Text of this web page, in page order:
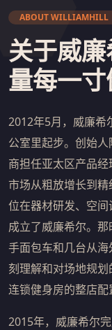
ABOUT WILLIAMHILL
关于威
量每一
2012年5月，威廉希
公室里起步。创始
商担任亚太区产品
市场从粗放增长到
位在器材研发、空间
成立了威廉希尔。
手面包车和几台从
刻理解和对场地规
连锁健身房的整店配
2015年，威廉希尔